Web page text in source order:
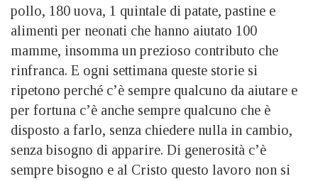
pollo, 180 uova, 1 quintale di patate, pastine e
alimenti per neonati che hanno aiutato 100
mamme, insomma un prezioso contributo che
rinfranca. E ogni settimana queste storie si
ripetono perché c’è sempre qualcuno da aiutare e
per fortuna c’è anche sempre qualcuno che è
disposto a farlo, senza chiedere nulla in cambio,
senza bisogno di apparire. Di generosità c’è
sempre bisogno e al Cristo questo lavoro non si